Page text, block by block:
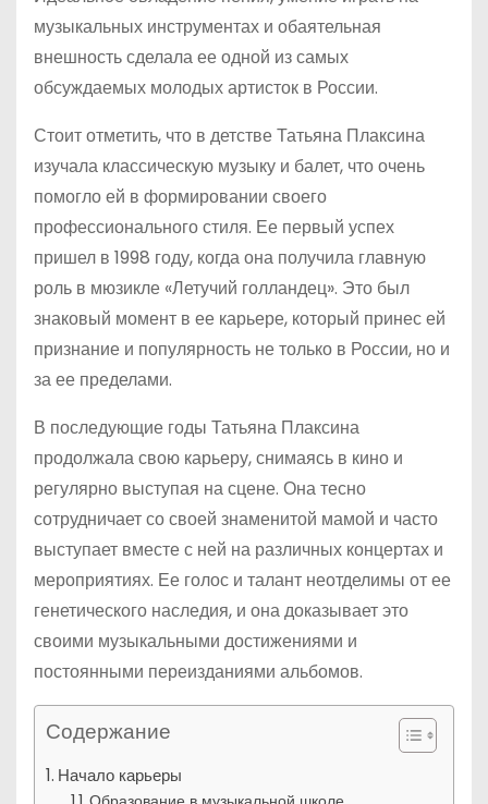
музыкальных инструментах и обаятельная
внешность сделала ее одной из самых
обсуждаемых молодых артисток в России.
Стоит отметить, что в детстве Татьяна Плаксина
изучала классическую музыку и балет, что очень
помогло ей в формировании своего
профессионального стиля. Ее первый успех
пришел в 1998 году, когда она получила главную
роль в мюзикле «Летучий голландец». Это был
знаковый момент в ее карьере, который принес ей
признание и популярность не только в России, но и
за ее пределами.
В последующие годы Татьяна Плаксина
продолжала свою карьеру, снимаясь в кино и
регулярно выступая на сцене. Она тесно
сотрудничает со своей знаменитой мамой и часто
выступает вместе с ней на различных концертах и
мероприятиях. Ее голос и талант неотделимы от ее
генетического наследия, и она доказывает это
своими музыкальными достижениями и
постоянными переизданиями альбомов.
Содержание
Начало карьеры